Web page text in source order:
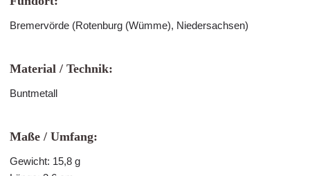
Bremervörde (Rotenburg (Wümme), Niedersachsen)
Material / Technik:
Buntmetall
Maße / Umfang:
Gewicht: 15,8 g